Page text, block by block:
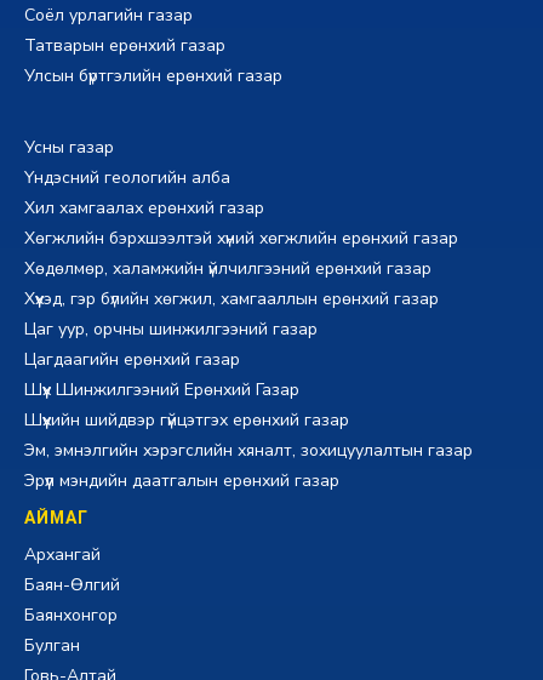
Соёл урлагийн газар
Татварын ерөнхий газар
Улсын бүртгэлийн ерөнхий газар
Усны газар
Үндэсний геологийн алба
Хил хамгаалах ерөнхий газар
Хөгжлийн бэрхшээлтэй хүний хөгжлийн ерөнхий газар
Хөдөлмөр, халамжийн үйлчилгээний ерөнхий газар
Хүүхэд, гэр бүлийн хөгжил, хамгааллын ерөнхий газар
Цаг уур, орчны шинжилгээний газар
Цагдаагийн ерөнхий газар
Шүүх Шинжилгээний Ерөнхий Газар
Шүүхийн шийдвэр гүйцэтгэх ерөнхий газар
Эм, эмнэлгийн хэрэгслийн хяналт, зохицуулалтын газар
Эрүүл мэндийн даатгалын ерөнхий газар
АЙМАГ
Архангай
Баян-Өлгий
Баянхонгор
Булган